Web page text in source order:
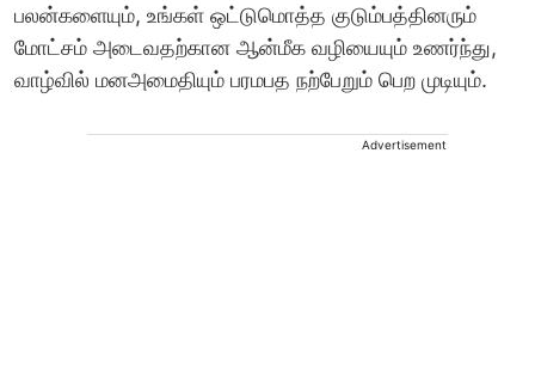
பலன்களையும், உங்கள் ஒட்டுமொத்த குடும்பத்தினரும்
மோட்சம் அடைவதற்கான ஆன்மீக வழியையும் உணர்ந்து,
வாழ்வில் மனஅமைதியும் பரமபத நற்பேறும் பெற முடியும்.
Advertisement